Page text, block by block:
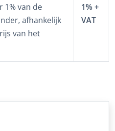
1% van de
afhankelijk
van het
1% +
VAT